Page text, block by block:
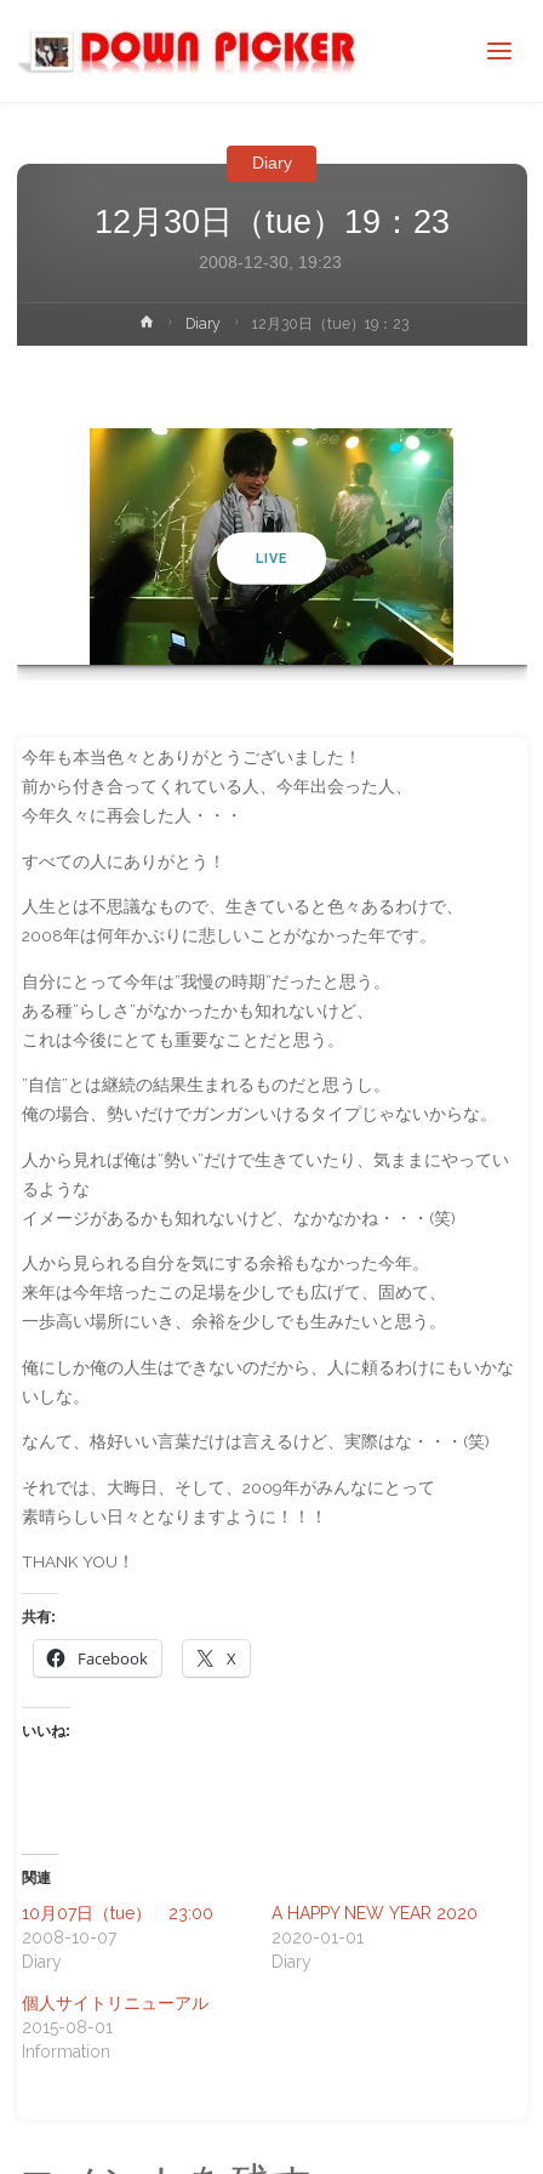
12月30日（tue）19：23
2008-12-30, 19:23
Diary
ホ
ー
Diary 12月30日（tue）19：23
LIVE
今年も本当色々とありがとうございました！
前から付き合ってくれている人、今年出会った人、
今年久々に再会した人・・・
すべての人にありがとう！
人生とは不思議なもので、生きていると色々あるわけで、
2008年は何年かぶりに悲しいことがなかった年です。
自分にとって今年は”我慢の時期”だったと思う。
ある種”らしさ”がなかったかも知れないけど、
これは今後にとても重要なことだと思う。
”自信”とは継続の結果生まれるものだと思うし。
俺の場合、勢いだけでガンガンいけるタイプじゃないからな。
人から見れば俺は”勢い”だけで生きていたり、気ままにやってい
るような
イメージがあるかも知れないけど、なかなかね・・・(笑)
人から見られる自分を気にする余裕もなかった今年。
来年は今年培ったこの足場を少しでも広げて、固めて、
一歩高い場所にいき、余裕を少しでも生みたいと思う。
俺にしか俺の人生はできないのだから、人に頼るわけにもいかな
いしな。
なんて、格好いい言葉だけは言えるけど、実際はな・・・(笑)
それでは、大晦日、そして、2009年がみんなにとって
素晴らしい日々となりますように！！！
THANK YOU！
共有:
Facebook X
いいね:
関連
10月07日（tue） 23:00
2008-10-07
Diary
A HAPPY NEW YEAR 2020
2020-01-01
Diary
個人サイトリニューアル
2015-08-01
Information